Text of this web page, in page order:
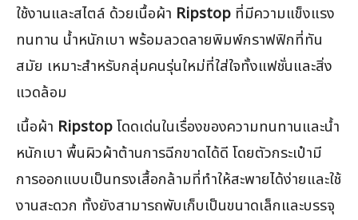
ใช้งานและสไตล์ ด้วยเนื้อผ้า Ripstop ที่มีความแข็งแรง
ทนทาน น้ำหนักเบา พร้อมลวดลายพิมพ์กราฟฟิกที่ทัน
สมัย เหมาะสำหรับกลุ่มคนรุ่นใหม่ที่ใส่ใจทั้งแฟชั่นและสิ่ง
แวดล้อม
เนื้อผ้า Ripstopโดดเด่นในเรื่องของความทนทานและน้ำ
หนักเบา พื้นผิวผ้าต้านการฉีกขาดได้ดี โดยตัวกระเป๋ามี
การออกแบบเป็นทรงเสื้อกล้ามที่ทำให้สะพายได้ง่ายและใช้
งานสะดวก ทั้งยังสามารถพับเก็บเป็นขนาดเล็กและบรรจุ